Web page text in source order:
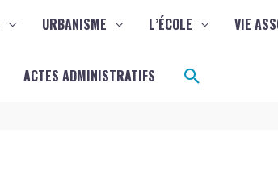
URBANISME L’ÉCOLE VIE
ACTES ADMINISTRATIFS Rechercher